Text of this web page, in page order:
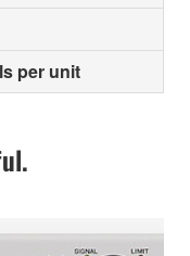
per unit